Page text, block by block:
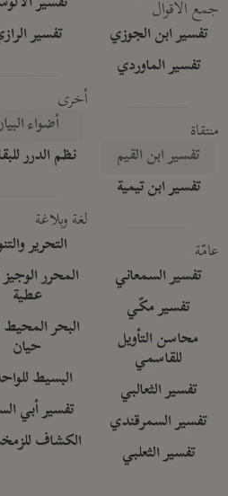
جمع الأقوال
تفسير ابن الجوزي
تفسير الماوردي
منتقاة
تفسير ابن القيم
تفسير ابن تيمية
عامّة
تفسير السمعاني
تفسير مكّي
محاسن التأويل
للقاسمي
تفسير الثعالبي
تفسير السمرقندي
تفسير الثعلبي
تفسير
أخرى
أضواء
نظم الدرر
لغة وبلاغة
التحرير
المحرر
عطية
البحر
حيان
البسيط
تفسير أبي
الكشاف